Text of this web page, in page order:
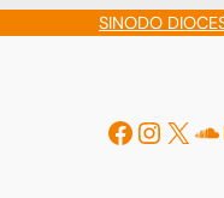
SINODO
X